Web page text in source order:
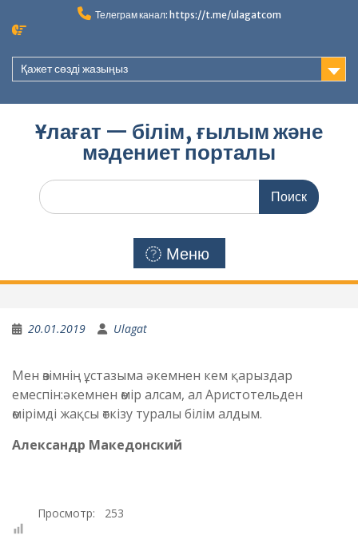
Телеграм канал: https://t.me/ulagatcom
Қажет сөзді жазыңыз
Ұлағат — білім, ғылым және
мәдениет порталы
Поиск
по:
Меню
20.01.2019 Ulagat
Мен өзімнің ұстазыма әкемнен кем қарыздар
емеспін:әкемнен өмір алсам, ал Аристотельден
өмірімді жақсы өткізу туралы білім алдым.
Александр Македонский
Просмотр: 253